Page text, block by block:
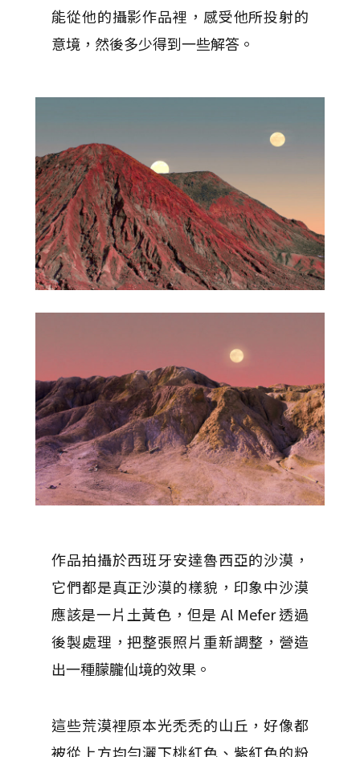
能從他的攝影作品裡，感受他所投射的
意境，然後多少得到一些解答。
作品拍攝於西班牙安達魯西亞的沙漠，
它們都是真正沙漠的樣貌，印象中沙漠
應該是一片土黃色，但是 Al Mefer 透過
後製處理，把整張照片重新調整，營造
出一種朦朧仙境的效果。
這些荒漠裡原本光禿禿的山丘，好像都
被從上方均勻灑下桃紅色、紫紅色的粉